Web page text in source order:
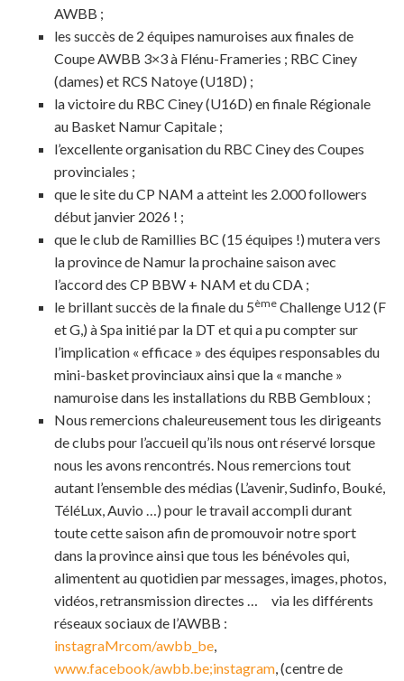
AWBB ;
les succès de 2 équipes namuroises aux finales de
Coupe AWBB 3×3 à Flénu-Frameries ; RBC Ciney
(dames) et RCS Natoye (U18D) ;
la victoire du RBC Ciney (U16D) en finale Régionale
au Basket Namur Capitale ;
l’excellente organisation du RBC Ciney des Coupes
provinciales ;
que le site du CP NAM a atteint les 2.000 followers
début janvier 2026 ! ;
que le club de Ramillies BC (15 équipes !) mutera vers
la province de Namur la prochaine saison avec
l’accord des CP BBW + NAM et du CDA ;
le brillant succès de la finale du 5ème Challenge U12 (F
et G,) à Spa initié par la DT et qui a pu compter sur
l’implication « efficace » des équipes responsables du
mini-basket provinciaux ainsi que la « manche »
namuroise dans les installations du RBB Gembloux ;
Nous remercions chaleureusement tous les dirigeants
de clubs pour l’accueil qu’ils nous ont réservé lorsque
nous les avons rencontrés. Nous remercions tout
autant l’ensemble des médias (L’avenir, Sudinfo, Bouké,
TéléLux, Auvio …) pour le travail accompli durant
toute cette saison afin de promouvoir notre sport
dans la province ainsi que tous les bénévoles qui,
alimentent au quotidien par messages, images, photos,
vidéos, retransmission directes … via les différents
réseaux sociaux de l’AWBB :
instagraMrcom/awbb_be,
www.facebook/awbb.be;instagram, (centre de